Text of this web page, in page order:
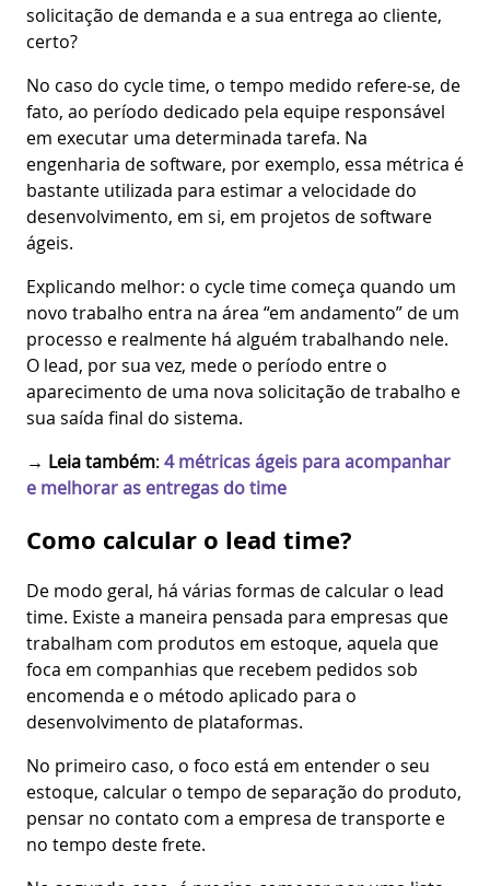
solicitação de demanda e a sua entrega ao cliente,
certo?
No caso do cycle time, o tempo medido refere-se, de
fato, ao período dedicado pela equipe responsável
em executar uma determinada tarefa. Na
engenharia de software, por exemplo, essa métrica é
bastante utilizada para estimar a velocidade do
desenvolvimento, em si, em projetos de software
ágeis.
Explicando melhor: o cycle time começa quando um
novo trabalho entra na área “em andamento” de um
processo e realmente há alguém trabalhando nele.
O lead, por sua vez, mede o período entre o
aparecimento de uma nova solicitação de trabalho e
sua saída final do sistema.
→ Leia também: 4 métricas ágeis para acompanhar
e melhorar as entregas do time
Como calcular o lead time?
De modo geral, há várias formas de calcular o lead
time. Existe a maneira pensada para empresas que
trabalham com produtos em estoque, aquela que
foca em companhias que recebem pedidos sob
encomenda e o método aplicado para o
desenvolvimento de plataformas.
No primeiro caso, o foco está em entender o seu
estoque, calcular o tempo de separação do produto,
pensar no contato com a empresa de transporte e
no tempo deste frete.